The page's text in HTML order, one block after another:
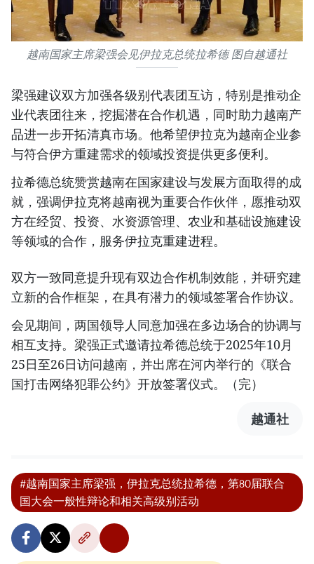
越南国家主席梁强会见伊拉克总统拉希德 图自越通社
梁强建议双方加强各级别代表团互访，特别是推动企
业代表团往来，挖掘潜在合作机遇，同时助力越南产
品进一步开拓清真市场。他希望伊拉克为越南企业参
与符合伊方重建需求的领域投资提供更多便利。
拉希德总统赞赏越南在国家建设与发展方面取得的成
就，强调伊拉克将越南视为重要合作伙伴，愿推动双
方在经贸、投资、水资源管理、农业和基础设施建设
等领域的合作，服务伊拉克重建进程。
双方一致同意提升现有双边合作机制效能，并研究建
立新的合作框架，在具有潜力的领域签署合作协议。
会见期间，两国领导人同意加强在多边场合的协调与
相互支持。梁强正式邀请拉希德总统于2025年10月
25日至26日访问越南，并出席在河内举行的《联合
国打击网络犯罪公约》开放签署仪式。（完）
越通社
#越南国家主席梁强，伊拉克总统拉希德，第80届联合
国大会一般性辩论和相关高级别活动